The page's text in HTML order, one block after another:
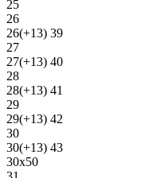
25
26
26(+13) 39
27
27(+13) 40
28
28(+13) 41
29
29(+13) 42
30
30(+13) 43
30х50